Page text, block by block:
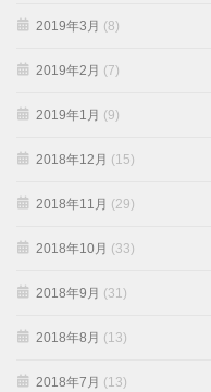
2019年3月 (8)
2019年2月 (7)
2019年1月 (9)
2018年12月 (15)
2018年11月 (29)
2018年10月 (33)
2018年9月 (31)
2018年8月 (13)
2018年7月 (13)